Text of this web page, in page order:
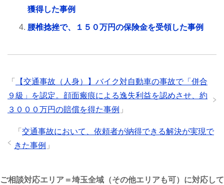
獲得した事例
腰椎捻挫で、１５０万円の保険金を受領した事例
「
【交通事故（人身）】バイク対自動車の事故で「併合
９級」を認定。顔面瘢痕による逸失利益を認めさせ、約
３０００万円の賠償を得た事例 」
「 交通事故において、依頼者が納得できる解決が実現で
きた事例 」
ご相談対応エリア＝埼玉全域（その他エリアも可）に対応して